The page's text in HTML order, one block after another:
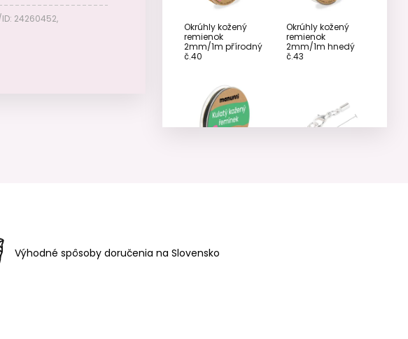
24260452,
Okrúhly kožený
remienok
2mm/1m přírodný
č.40
Okrúhly kožený
remienok
2mm/1m hnedý
č.43
Výhodné spôsoby doručenia na Slovensko